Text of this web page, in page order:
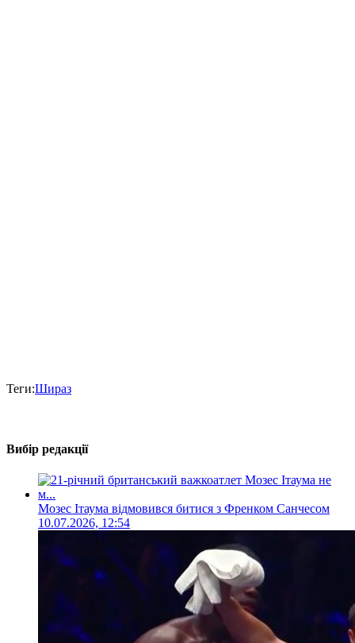
Теги:Шираз
Вибір редакції
Мозес Ітаума відмовився битися з Френком Санчесом
10.07.2026, 12:54